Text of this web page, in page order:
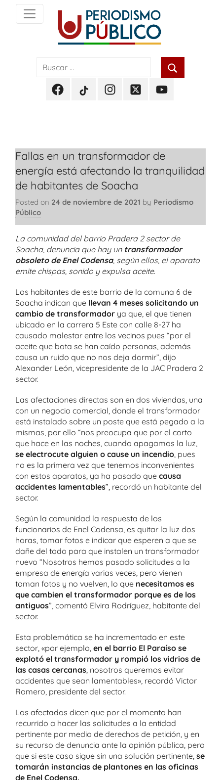
content
Periodismo
PúblicoFacebook
Periodismo
TikTok
Periodismo
InstagramTwitterYoutube
Fallas en un transformador de
energía está afectando la tranquilidad
de habitantes de Soacha
Posted on 24 de noviembre de 2021 by Periodismo
Público
La comunidad del barrio Pradera 2 sector de
Soacha, denuncia que hay un transformador
obsoleto de Enel Codensa, según ellos, el aparato
emite chispas, sonido y expulsa aceite.
Los habitantes de este barrio de la comuna 6 de
Soacha indican que llevan 4 meses solicitando un
cambio de transformador ya que, el que tienen
ubicado en la carrera 5 Este con calle 8-27 ha
causado malestar entre los vecinos pues “por el
aceite que bota se han caído personas, además
causa un ruido que no nos deja dormir”, dijo
Alexander León, vicepresidente de la JAC Pradera 2
sector.
Las afectaciones directas son en dos viviendas, una
con un negocio comercial, donde el transformador
está instalado sobre un poste que está pegado a la
mismas, por ello “nos preocupa que por el corto
que hace en las noches, cuando apagamos la luz,
se electrocute alguien o cause un incendio, pues
no es la primera vez que tenemos inconvenientes
con estos aparatos, ya ha pasado que causa
accidentes lamentables”, recordó un habitante del
sector.
Según la comunidad la respuesta de los
funcionarios de Enel Codensa, es quitar la luz dos
horas, tomar fotos e indicar que esperen a que se
dañe del todo para que instalen un transformador
nuevo “Nosotros hemos pasado solicitudes a la
empresa de energía varias veces, pero vienen
toman fotos y no vuelven, lo que necesitamos es
que cambien el transformador porque es de los
antiguos”, comentó Elvira Rodríguez, habitante del
sector.
Esta problemática se ha incrementado en este
sector, «por ejemplo, en el barrio El Paraíso se
explotó el transformador y rompió los vidrios de
las casas cercanas, nosotros queremos evitar
accidentes que sean lamentables», recordó Victor
Romero, presidente del sector.
Los afectados dicen que por el momento han
recurrido a hacer las solicitudes a la entidad
pertinente por medio de derechos de petición, y en
su recurso de denuncia ante la opinión pública, pero
que si este caso sigue sin una solución pertinente, se
tomarán instancias de plantones en las oficinas
de Enel Codensa.